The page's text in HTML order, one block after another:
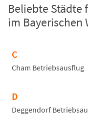
Beliebte Städte
im Bayerischen
C
Cham Betriebsausflug
D
Deggendorf